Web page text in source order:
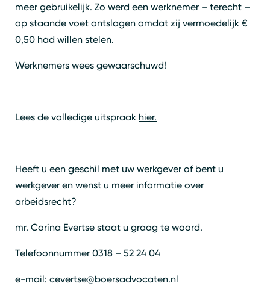
meer gebruikelijk. Zo werd een werknemer – terecht –
op staande voet ontslagen omdat zij vermoedelijk €
0,50 had willen stelen.
Werknemers wees gewaarschuwd!
Lees de volledige uitspraak hier.
Heeft u een geschil met uw werkgever of bent u
werkgever en wenst u meer informatie over
arbeidsrecht?
mr. Corina Evertse staat u graag te woord.
Telefoonnummer 0318 – 52 24 04
e-mail: cevertse@boersadvocaten.nl